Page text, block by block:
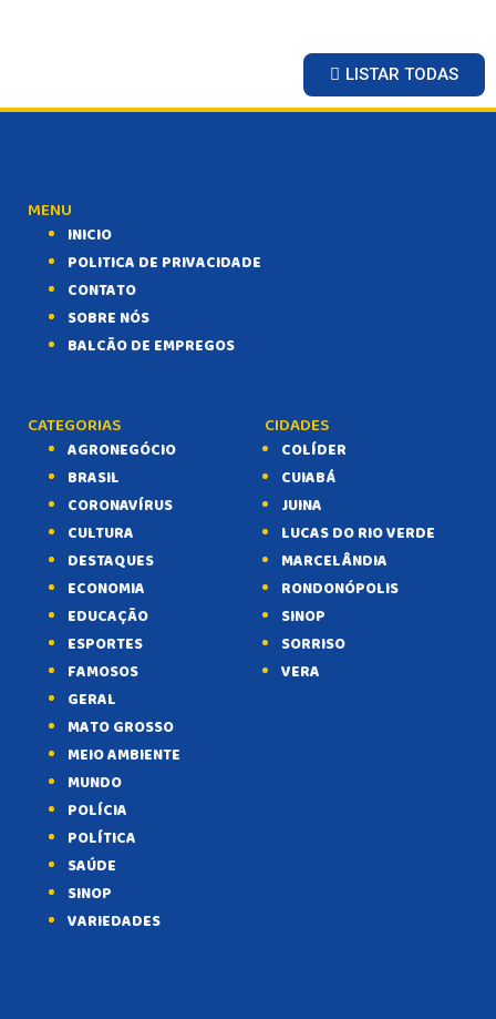
LISTAR TODAS
MENU
INICIO
POLITICA DE PRIVACIDADE
CONTATO
SOBRE NÓS
BALCÃO DE EMPREGOS
CATEGORIAS
AGRONEGÓCIO
BRASIL
CORONAVÍRUS
CULTURA
DESTAQUES
ECONOMIA
EDUCAÇÃO
ESPORTES
FAMOSOS
GERAL
MATO GROSSO
MEIO AMBIENTE
MUNDO
POLÍCIA
POLÍTICA
SAÚDE
SINOP
VARIEDADES
CIDADES
COLÍDER
CUIABÁ
JUINA
LUCAS DO RIO VERDE
MARCELÂNDIA
RONDONÓPOLIS
SINOP
SORRISO
VERA